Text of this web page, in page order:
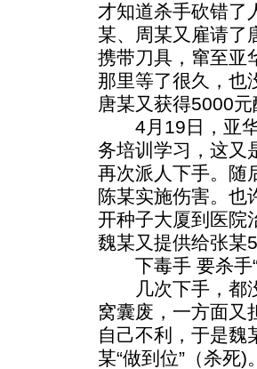
才知道杀手砍错了
某、周某又雇请了
携带刀具，窜至亚
那里等了很久，也
唐某又获得5000元
4月19日，亚华
务培训学习，这又
再次派人下手。随
陈某实施伤害。也
开种子大厦到医院
魏某又提供给张某
下毒手 要杀手“
几次下手，都没
窝囊废，一方面又
自己不利，于是魏
某“做到位”（杀死